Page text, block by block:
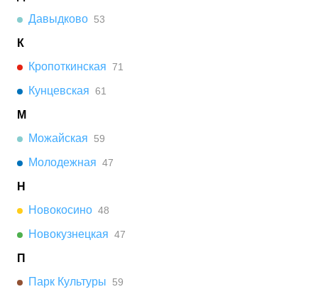
Давыдково 53
К
Кропоткинская 71
Кунцевская 61
М
Можайская
59
Молодежная 47
Н
Новокосино 48
Новокузнецкая 47
П
Парк Культуры
59